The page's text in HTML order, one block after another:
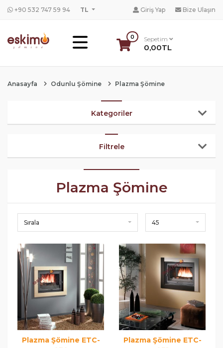
+90 532 747 59 94 TL Giriş Yap Bize Ulaşın
0 Sepetim
0,00TL
Anasayfa Odunlu Şömine Plazma Şömine
Kategoriler
Filtrele
Plazma Şömine
Sırala 45
Plazma Şömine ETC-
Plazma Şömine ETC-